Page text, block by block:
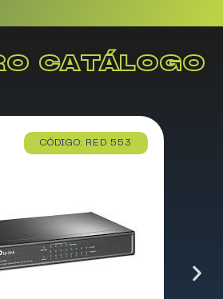
CATÁLOGO
CÓDIGO: RED 553